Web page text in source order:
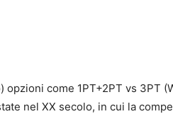
come 1PT+2PT vs 3PT
nel XX secolo, in cui la